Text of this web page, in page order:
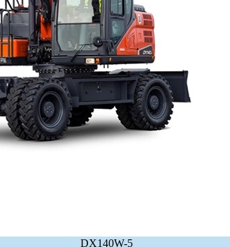
DX140W-5